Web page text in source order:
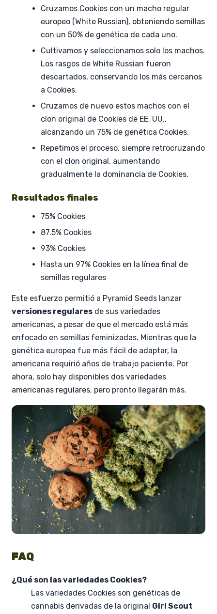
Cruzamos Cookies con un macho regular
europeo (White Russian), obteniendo semillas
con un 50% de genética de cada uno.
Cultivamos y seleccionamos solo los machos.
Los rasgos de White Russian fueron
descartados, conservando los más cercanos
a Cookies.
Cruzamos de nuevo estos machos con el
clon original de Cookies de EE. UU.,
alcanzando un 75% de genética Cookies.
Repetimos el proceso, siempre retrocruzando
con el clon original, aumentando
gradualmente la dominancia de Cookies.
Resultados finales
75% Cookies
87.5% Cookies
93% Cookies
Hasta un 97% Cookies en la línea final de
semillas regulares
Este esfuerzo permitió a Pyramid Seeds lanzar
versiones regulares de sus variedades
americanas, a pesar de que el mercado está más
enfocado en semillas feminizadas. Mientras que la
genética europea fue más fácil de adaptar, la
americana requirió años de trabajo paciente. Por
ahora, solo hay disponibles dos variedades
americanas regulares, pero pronto llegarán más.
FAQ
¿Qué son las variedades Cookies?
Las variedades Cookies son genéticas de
cannabis derivadas de la original Girl Scout